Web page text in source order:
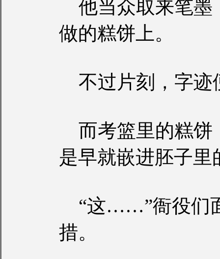
他当众取来笔墨
做的糕饼上。
不过片刻，字迹
而考篮里的糕饼
是早就嵌进胚子里
“这……”衙役们
措。